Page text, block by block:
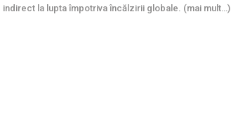
la lupta împotriva încălzirii globale. (mai mult…)